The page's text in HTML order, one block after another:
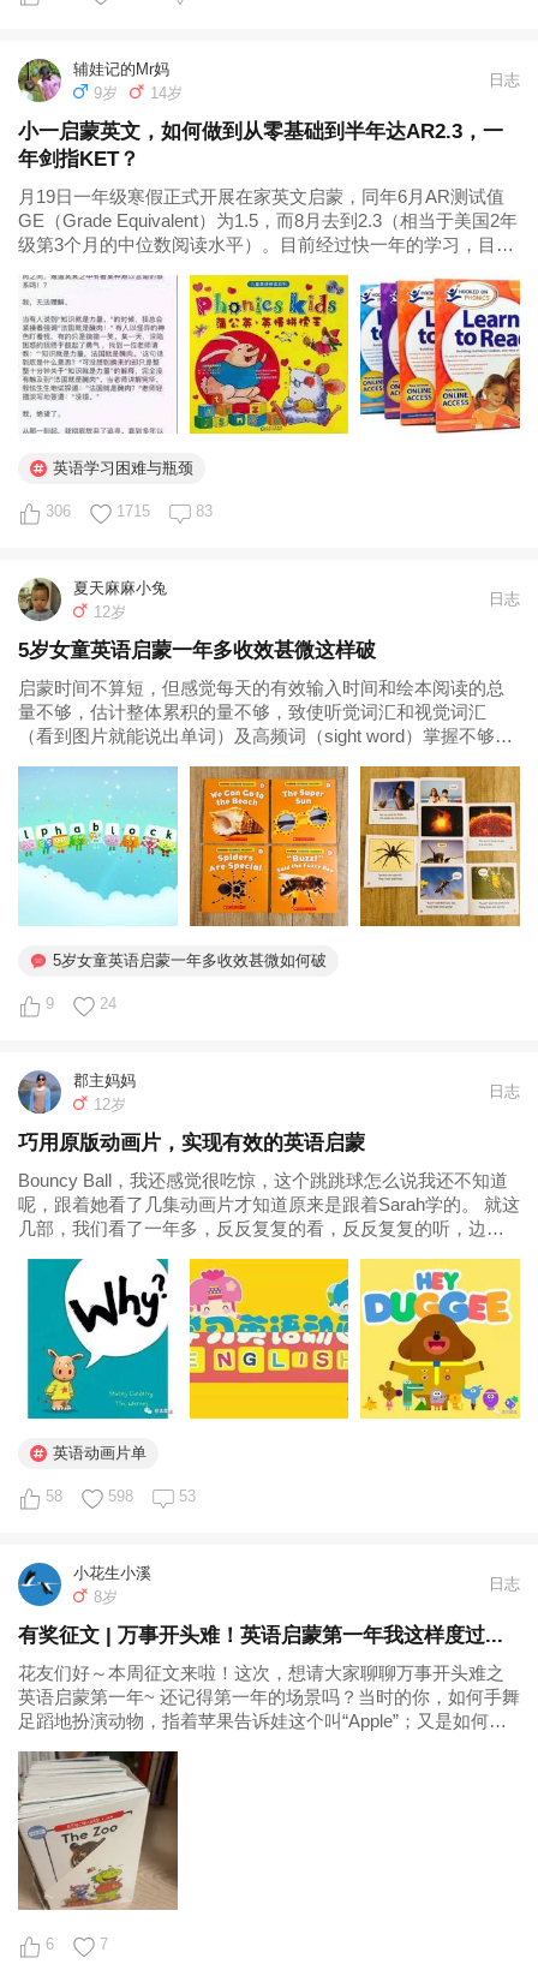
辅娃记的Mr妈
9岁
14岁
日志
小一启蒙英文，如何做到从零基础到半年达AR2.3，一
年剑指KET？
月19日一年级寒假正式开展在家英文启蒙，同年6月AR测试值
GE（Grade Equivalent）为1.5，而8月去到2.3（相当于美国2年
级第3个月的中位数阅读水平）。目前经过快一年的学习，目标
已经符合她的认知水平。在生活中，阅读英文...
英语学习困难与瓶颈
306 1715 83
夏天麻麻小兔
12岁
日志
5岁女童英语启蒙一年多收效甚微这样破
启蒙时间不算短，但感觉每天的有效输入时间和绘本阅读的总
量不够，估计整体累积的量不够，致使听觉词汇和视觉词汇
（看到图片就能说出单词）及高频词（sight word）掌握不够。
观察孩子喜欢感兴趣的题材，有针对的入绘本。孩子不感兴趣
的系列...
5岁女童英语启蒙一年多收效甚微如何破
9 24
郡主妈妈
12岁
日志
巧用原版动画片，实现有效的英语启蒙
Bouncy Ball，我还感觉很吃惊，这个跳跳球怎么说我还不知道
呢，跟着她看了几集动画片才知道原来是跟着Sarah学的。 就这
几部，我们看了一年多，反反复复的看，反反复复的听，边看
蒙的教材，关键在于你如何去利用，欢迎大家分享自己在英语
启蒙中的独特小妙招。关于动画片我想说的都说完了，你还有
什么想说的吗？...
英语动画片单
58 598 53
小花生小溪
8岁
日志
有奖征文 | 万事开头难！英语启蒙第一年我这样度过...
花友们好～本周征文来啦！这次，想请大家聊聊万事开头难之
英语启蒙第一年~ 还记得第一年的场景吗？当时的你，如何手舞
足蹈地扮演动物，指着苹果告诉娃这个叫“Apple”；又是如何翻
不放弃；又是如何在意想不到的困难前一次次跌倒、爬起，有
问题解决...
6 7